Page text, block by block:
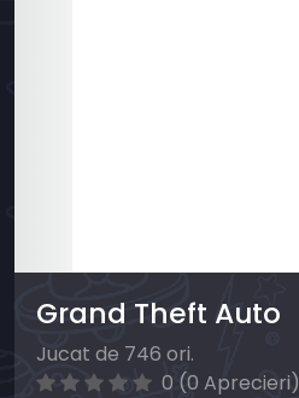
Grand Theft Auto
Jucat de 746 ori.
0 (0 Aprecieri)